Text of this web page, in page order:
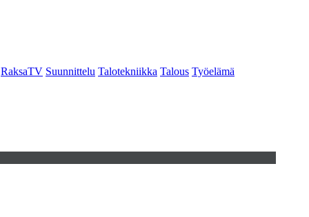
RaksaTV Suunnittelu Talotekniikka Talous Työelämä